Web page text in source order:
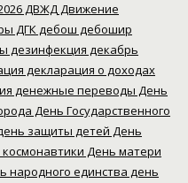
ДВЖДДвижение
ДГКдебош дебошир
дезинфекция декабрь
декларация о доходах
денежные переводы День
День Государственного
защиты детей День
День матери
народного единства день